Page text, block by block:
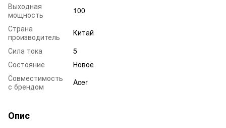
Выходная
мощность
100
Страна
производитель
Китай
Сила тока
5
Состояние
Новое
Совместимость
с брендом
Acer
Опис